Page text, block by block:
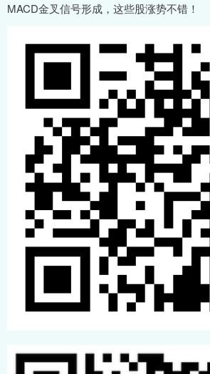
MACD金叉信号形成，这些股涨势不错！